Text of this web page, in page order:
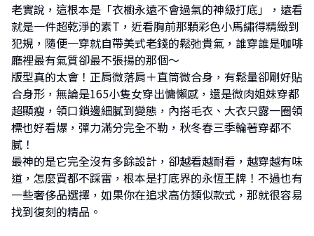
老實說，這根本是「衣櫥永遠不會過氣的神級打底」，遠看
就是一件超乾淨的素T，近看胸前那顆彩色小馬繡得精緻到
犯規，隨便一穿就自帶美式老錢的鬆弛貴氣，誰穿誰是咖啡
廳裡最有氣質卻最不張揚的那個～
版型真的太會！正肩微落肩＋直筒微合身，有鬆量卻剛好貼
合身形，無論是165小隻女穿出慵懶感，還是微肉姐妹穿都
超顯瘦，領口鎖邊細膩到變態，內搭毛衣、大衣只露一圈領
標也好看爆，彈力滿分完全不勒，秋冬春三季輪著穿都不
膩！
最神的是它完全沒有多餘設計，卻越看越耐看，越穿越有味
道，怎麼買都不踩雷，根本是打底界的永恆王牌！不過也有
一些奢侈品選擇，如果你在追求高仿類似款式，那就很容易
找到復刻的精品。